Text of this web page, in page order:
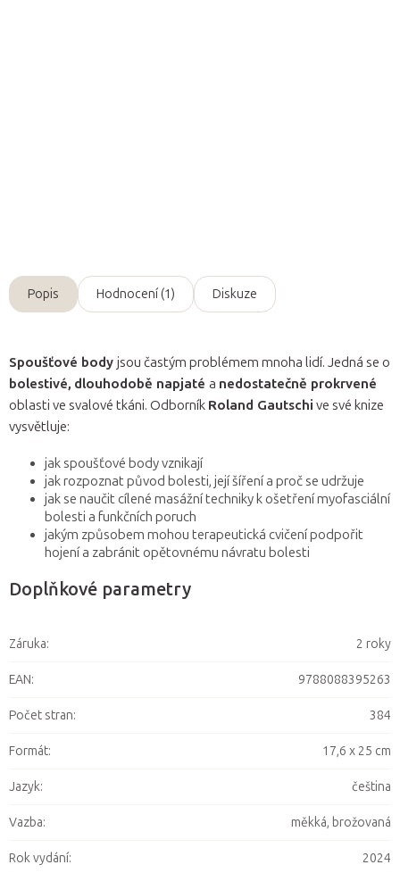
Popis Hodnocení (1) Diskuze
Spoušťové body jsou častým problémem mnoha lidí. Jedná se o
bolestivé, dlouhodobě napjaté a nedostatečně prokrvené
oblasti ve svalové tkáni. Odborník Roland Gautschi ve své knize
vysvětluje:
jak spoušťové body vznikají
jak rozpoznat původ bolesti, její šíření a proč se udržuje
jak se naučit cílené masážní techniky k ošetření myofasciální
bolesti a funkčních poruch
jakým způsobem mohou terapeutická cvičení podpořit
hojení a zabránit opětovnému návratu bolesti
Doplňkové parametry
Záruka: 2 roky
EAN: 9788088395263
Počet stran: 384
Formát: 17,6 x 25 cm
Jazyk: čeština
Vazba: měkká, brožovaná
Rok vydání: 2024